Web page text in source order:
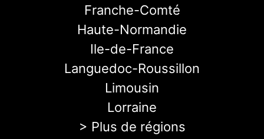
Franche-Comté
Haute-Normandie
Ile-de-France
Languedoc-Roussillon
Limousin
Lorraine
> Plus de régions